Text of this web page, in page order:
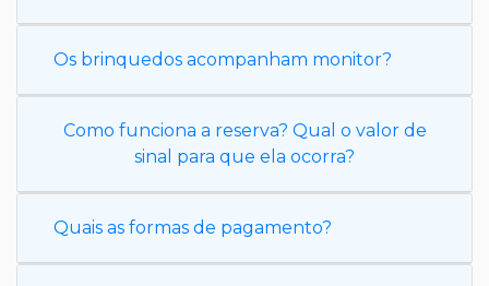
Os brinquedos acompanham monitor?
Como funciona a reserva? Qual o valor de
sinal para que ela ocorra?
Quais as formas de pagamento?